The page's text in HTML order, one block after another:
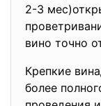
2-3
вино точно
Крепкие
более